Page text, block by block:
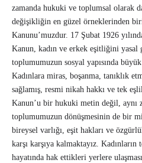
zamanda hukuki ve toplumsal olarak
değişikliğin en güzel örneklerinden
Kanunu’muzdur. 17 Şubat 1926
Kanun, kadın ve erkek eşitliğini yasal
toplumumuzun sosyal yapısında
Kadınlara miras, boşanma, tanıklık
sağlamış, resmi nikah hakkı ve tek
Kanun’u bir hukuki metin değil, aynı
toplumumuzun dönüşmesinin de bir
bireysel varlığı, eşit hakları ve
karşı karşıya kalmaktayız.
hayatında hak ettikleri yerlere